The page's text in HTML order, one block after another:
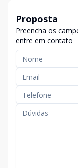
Proposta
Preencha os
entre em contato